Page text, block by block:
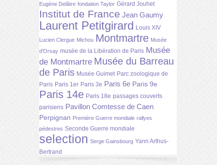
Eugène Delâtre fondation Taylor Gérard Jouhet
Institut de France Jean Gaumy
Laurent Petitgirard Louis XIV
Lucien Clergue Michou Montmartre Musée
d'Orsay musée de la Libération de Paris Musée
de Montmartre Musée du Barreau
de Paris Musée Guimet Parc zoologique de
Paris Paris 1er Paris 3e Paris 6e Paris 9e
Paris 14e Paris 18e passages couverts
parisiens Pavillon Comtesse de Caen
Perpignan Première Guerre mondiale rallyes
pédestres Seconde Guerre mondiale
selection Serge Gainsbourg Yann Arthus-
Bertrand